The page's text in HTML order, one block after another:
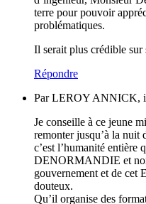
terre pour pouvoir
problématiques.
Il serait plus crédible
Répondre
Par LEROY ANNICK,
Je conseille à ce jeune
remonter jusqu’à la nuit
c’est l’humanité entière
DENORMANDIE et
gouvernement et de cet
douteux.
Qu’il organise des